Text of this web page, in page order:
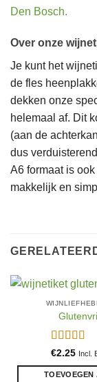
Den Bosch.
Over onze
Je kunt het
de fles
dekken onze
helemaal af. Dit
(aan de
dus
A6 formaat is
makkelijk en
5uit 5
€2.25 Incl.
TOEVOEGEN